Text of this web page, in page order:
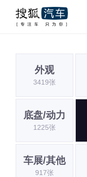
外观
3419张
底盘/动力
1225张
车展/其他
917张